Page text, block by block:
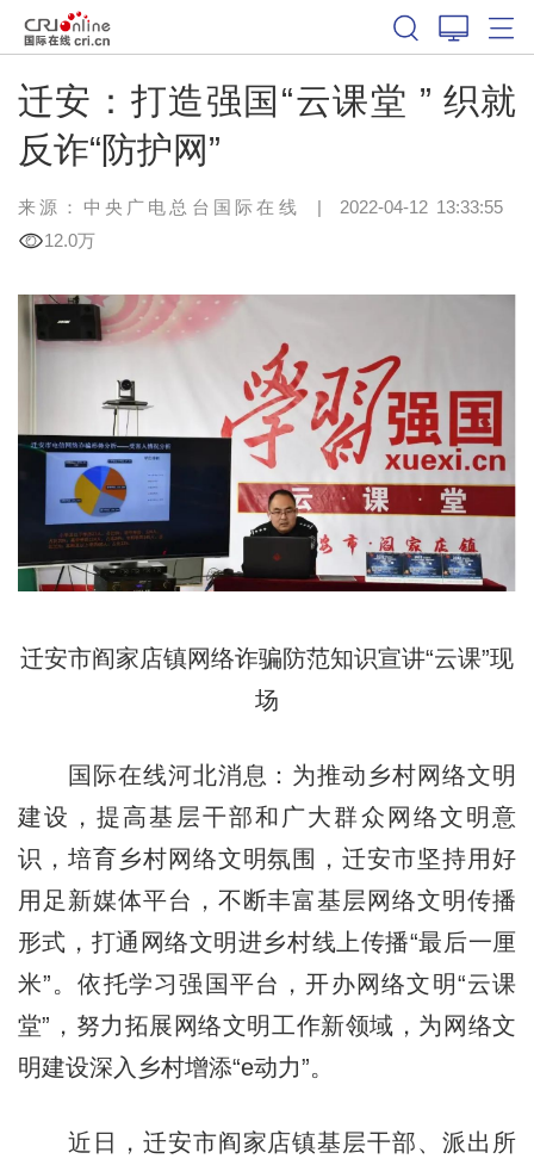
迁安：打造强国“云课堂 ” 织就
反诈“防护网”
来源：中央广电总台国际在线 | 2022-04-12 13:33:55
12.0万
迁安市阎家店镇网络诈骗防范知识宣讲“云课”现
场
国际在线河北消息：为推动乡村网络文明
建设，提高基层干部和广大群众网络文明意
识，培育乡村网络文明氛围，迁安市坚持用好
用足新媒体平台，不断丰富基层网络文明传播
形式，打通网络文明进乡村线上传播“最后一厘
米”。依托学习强国平台，开办网络文明“云课
堂”，努力拓展网络文明工作新领域，为网络文
明建设深入乡村增添“e动力”。
近日，迁安市阎家店镇基层干部、派出所